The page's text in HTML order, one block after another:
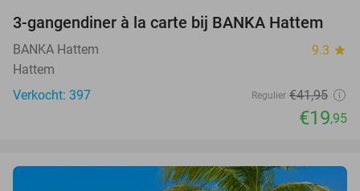
52%
3-gangendiner à la carte bij BANKA Hattem
BANKA Hattem 9.3 star
Hattem
Verkocht: 397
Regulier €41,95
€19,95